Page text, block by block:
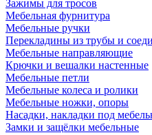
Зажимы для тросов
Мебельная фурнитура
Мебельные ручки
Перекладины из трубы и
Мебельные направляющие
Крючки и вешалки настенные
Мебельные петли
Мебельные колеса и ролики
Мебельные ножки, опоры
Насадки, накладки под
Замки и защёлки мебельные